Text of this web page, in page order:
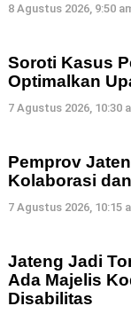
8 Agustus 2026, 9:50
Soroti Kasus
Optimalkan
7 Agustus 2026, 10:30
Pemprov
Kolaborasi
7 Agustus 2026, 10:15
Jateng Jadi
Ada Majelis
Disabilitas